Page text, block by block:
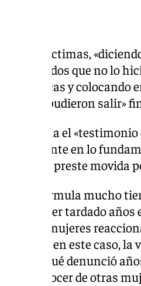
de las víctimas,
probados que no lo
las chicas y
ambas «pudieron salir»
toma el
«persistente en lo
ni que lo preste
se formula mucho
de haber tardado
las mujeres
sexual y en este caso,
por qué denunció
al «conocer de otras